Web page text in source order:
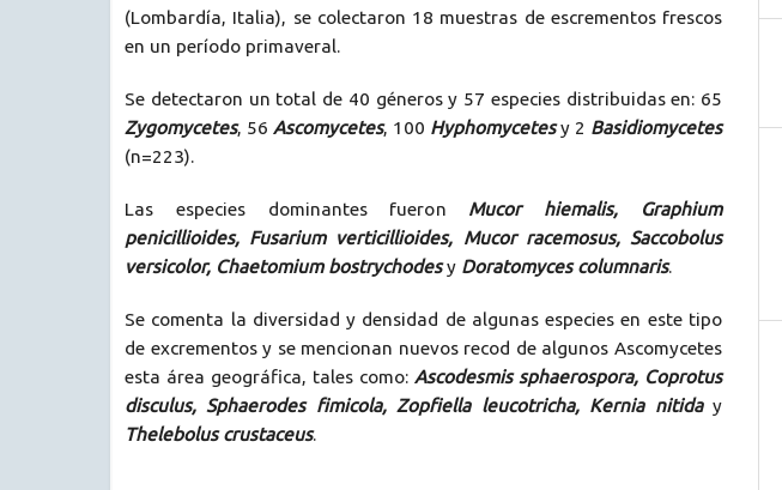
(Lombardía, Italia), se colectaron 18 muestras de escrementos frescos
en un período primaveral.
Se detectaron un total de 40 géneros y 57 especies distribuidas en: 65
Zygomycetes, 56 Ascomycetes, 100 Hyphomycetesy 2 Basidiomycetes
(n=223).
Las especies dominantes fueron Mucor hiemalis, Graphium
penicillioides, Fusarium verticillioides, Mucor racemosus, Saccobolus
versicolor, Chaetomium bostrychodesy Doratomyces columnaris.
Se comenta la diversidad y densidad de algunas especies en este tipo
de excrementos y se mencionan nuevos recod de algunos Ascomycetes
esta área geográfica, tales como: Ascodesmis sphaerospora, Coprotus
disculus, Sphaerodes fimicola, Zopfiella leucotricha, Kernia nitiday
Thelebolus crustaceus.